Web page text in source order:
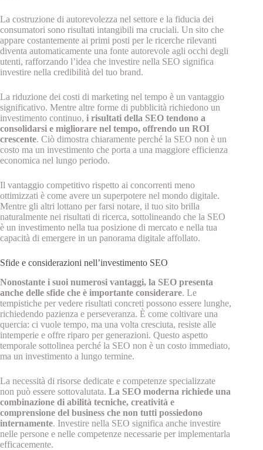
La costruzione di autorevolezza nel settore e la fiducia dei
consumatori sono risultati intangibili ma cruciali. Un sito che
appare costantemente ai primi posti per le ricerche rilevanti
diventa automaticamente una fonte autorevole agli occhi degli
utenti, rafforzando l’idea che investire nella SEO significa
investire nella credibilità del tuo brand.
La riduzione dei costi di marketing nel tempo è un vantaggio
significativo. Mentre altre forme di pubblicità richiedono un
investimento continuo, i risultati della SEO tendono a
consolidarsi e migliorare nel tempo, offrendo un ROI
crescente. Ciò dimostra chiaramente perché la SEO non è un
costo ma un investimento che porta a una maggiore efficienza
economica nel lungo periodo.
Il vantaggio competitivo rispetto ai concorrenti meno
ottimizzati è come avere un superpotere nel mondo digitale.
Mentre gli altri lottano per farsi notare, il tuo sito brilla
naturalmente nei risultati di ricerca, sottolineando che la SEO
è un investimento nella tua posizione di mercato e nella tua
capacità di emergere in un panorama digitale affollato.
Sfide e considerazioni nell’investimento SEO
Nonostante i suoi numerosi vantaggi, la SEO presenta
anche delle sfide che è importante considerare. Le
tempistiche per vedere risultati concreti possono essere lunghe,
richiedendo pazienza e perseveranza. È come coltivare una
quercia: ci vuole tempo, ma una volta cresciuta, resiste alle
intemperie e offre riparo per generazioni. Questo aspetto
temporale sottolinea perché la SEO non è un costo immediato,
ma un investimento a lungo termine.
La necessità di risorse dedicate e competenze specializzate
non può essere sottovalutata. La SEO moderna richiede una
combinazione di abilità tecniche, creatività e
comprensione del business che non tutti possiedono
internamente. Investire nella SEO significa anche investire
nelle persone e nelle competenze necessarie per implementarla
efficacemente.